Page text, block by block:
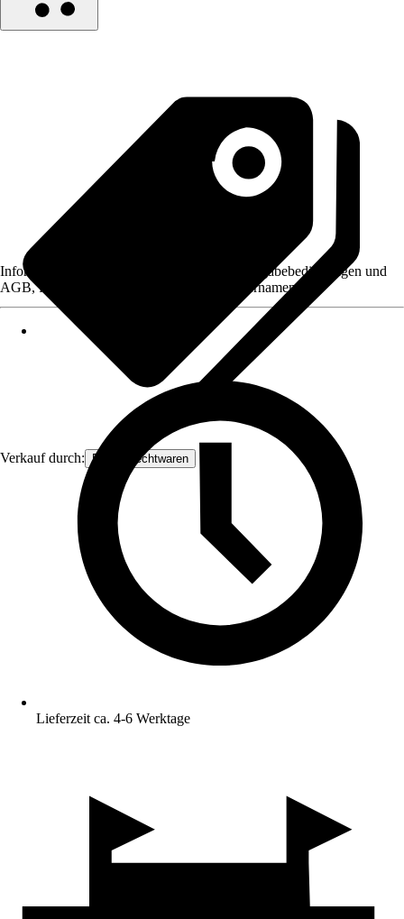
Verkauf durch: Frank Flechtwaren
Informationen des Verkäufers, wie z. B. Rückgabebedingungen und
AGB, finden Sie bei Klick auf den Verkäufernamen.
Lieferzeit ca. 4-6 Werktage